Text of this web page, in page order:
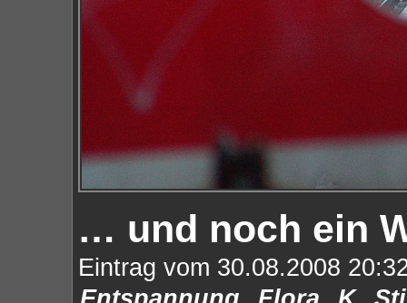
… und noch ein
Eintrag vom 30.08.2008